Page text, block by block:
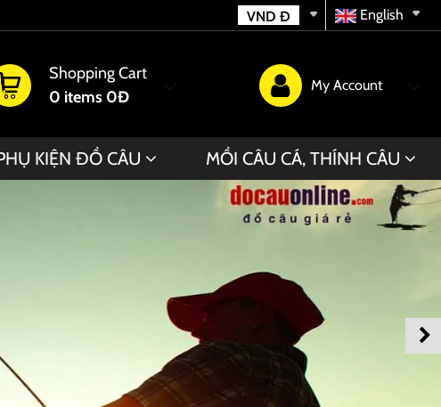
English
VND Đ
Shopping Cart
0 items 0Đ
My Account
KIỆN ĐỒ CÂU MỒI CÂU CÁ, THÍNH CÂU